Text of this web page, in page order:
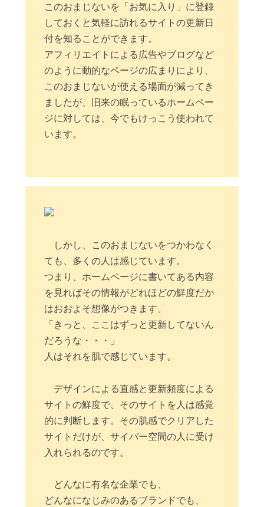
このおまじないを「お気に入り」に登録
しておくと気軽に訪れるサイトの更新日
付を知ることができます。
アフィリエイトによる広告やブログなど
のように動的なページの広まりにより、
このおまじないが使える場面が減ってき
ましたが、旧来の眠っているホームペー
ジに対しては、今でもけっこう使われて
います。
しかし、このおまじないをつかわなく
ても、多くの人は感じています。
つまり、ホームページに書いてある内容
を見ればその情報がどれほどの鮮度だか
はおおよそ想像がつきます。
「きっと、ここはずっと更新してないん
だろうな・・・」
人はそれを肌で感じています。
デザインによる直感と更新頻度による
サイトの鮮度で、そのサイトを人は感覚
的に判断します。その肌感でクリアした
サイトだけが、サイバー空間の人に受け
入れられるのです。
どんなに有名な企業でも、
どんなになじみのあるブランドでも、